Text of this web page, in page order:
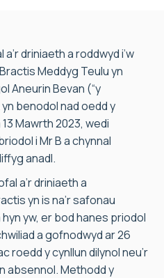
driniaeth a roddwyd i’w
Meddyg Teulu yn
Aneurin Bevan (“y
benodol nad oedd y
Mawrth 2023, wedi
i Mr B a chynnal
anadl.
a’r driniaeth a
yn is na’r safonau
yw, er bod hanes priodol
a gofnodwyd ar 26
roedd y cynllun dilynol neu’r
absennol. Methodd y